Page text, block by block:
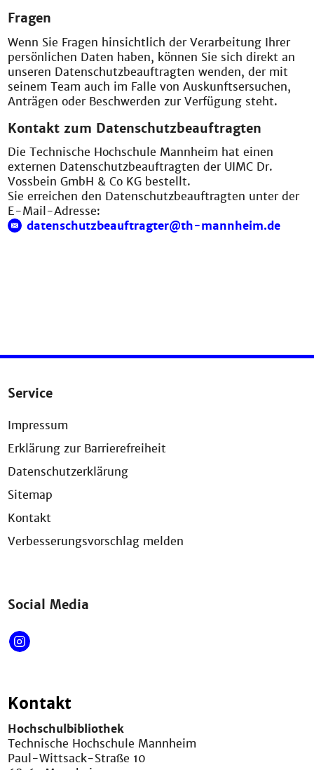
Fragen
Wenn Sie Fragen hinsichtlich der Verarbeitung Ihrer
persönlichen Daten haben, können Sie sich direkt an
unseren Datenschutzbeauftragten wenden, der mit
seinem Team auch im Falle von Auskunftsersuchen,
Anträgen oder Beschwerden zur Verfügung steht.
Kontakt zum Datenschutzbeauftragten
Die Technische Hochschule Mannheim hat einen
externen Datenschutzbeauftragten der UIMC Dr.
Vossbein GmbH & Co KG bestellt.
Sie erreichen den Datenschutzbeauftragten unter der
E-Mail-Adresse:
datenschutzbeauftragter@th-mannheim.de
Service
Impressum
Erklärung zur Barrierefreiheit
Datenschutzerklärung
Sitemap
Kontakt
Verbesserungsvorschlag melden
Social Media
Kontakt
Hochschulbibliothek
Technische Hochschule Mannheim
Paul-Wittsack-Straße 10